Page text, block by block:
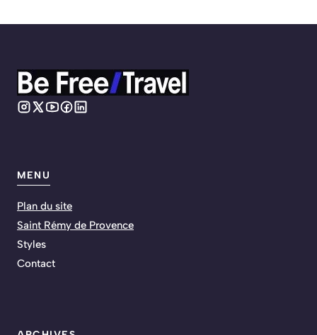
MENU
Plan du site
Saint Rémy de Provence
Styles
Contact